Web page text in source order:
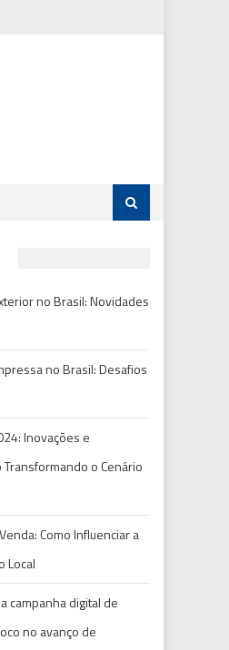
no Brasil: Novidades
no Brasil: Desafios
Inovações e
o Cenário
Como Influenciar a
Local
campanha digital de
no avanço de